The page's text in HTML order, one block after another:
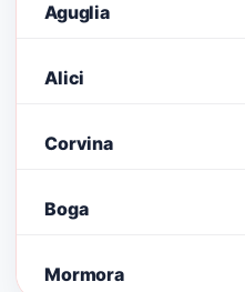
Aguglia
Alici
Corvina
Boga
Mormora